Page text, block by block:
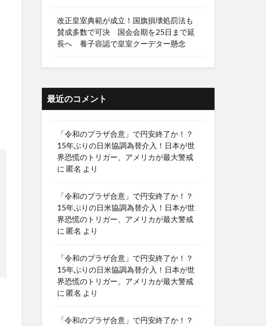
改正皇室典範が成立！国旗損壊処罰法も
賛成多数で可決 国会会期を25日まで延
長へ 養子容認で皇室クーデター懸念
最近のコメント
「令和のプラザ合意」で円安終了か！？
15年ぶりの日米協調為替介入！日本が世
界恐慌のトリガー、アメリカが最大警戒
に 匿名 より
「令和のプラザ合意」で円安終了か！？
15年ぶりの日米協調為替介入！日本が世
界恐慌のトリガー、アメリカが最大警戒
に 匿名 より
「令和のプラザ合意」で円安終了か！？
15年ぶりの日米協調為替介入！日本が世
界恐慌のトリガー、アメリカが最大警戒
に 匿名 より
「令和のプラザ合意」で円安終了か！？